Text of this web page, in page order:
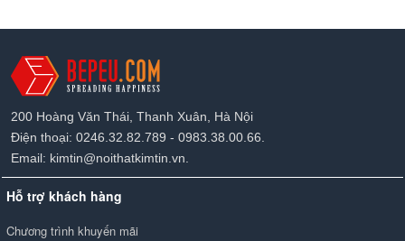
200 Hoàng Văn Thái, Thanh Xuân, Hà Nội
Điện thoại: 0246.32.82.789 - 0983.38.00.66.
Email: kimtin@noithatkimtin.vn.
Hỗ trợ khách hàng
Chương trình khuyến mãi